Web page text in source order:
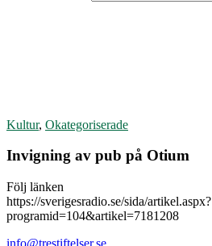
Kultur, Okategoriserade
Invigning av pub på Otium
Följ länken
https://sverigesradio.se/sida/artikel.aspx?
programid=104&artikel=7181208
info@trestiftelser.se